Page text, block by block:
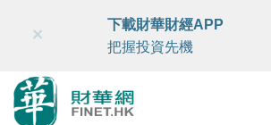
財華智庫網 FINTV FINMETA
×
下載財華財經APP
把握投資先機